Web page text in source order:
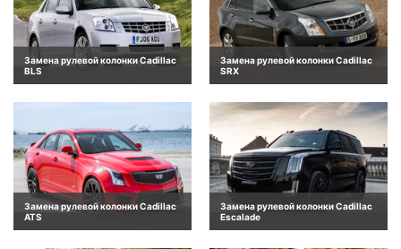
Замена рулевой колонки Cadillac
BLS
Замена рулевой колонки Cadillac
SRX
Замена рулевой колонки Cadillac
ATS
Замена рулевой колонки Cadillac
Escalade